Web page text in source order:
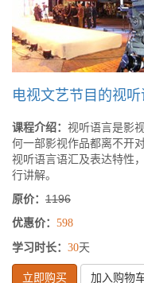
电视文艺节目的视
课程介绍： 视听语言是影
何一部影视作品都离不开
视听语言语汇及表达特性
行讲解。
原价： 1196
优惠价： 598
学习时长： 30天
立即购买 加入购物